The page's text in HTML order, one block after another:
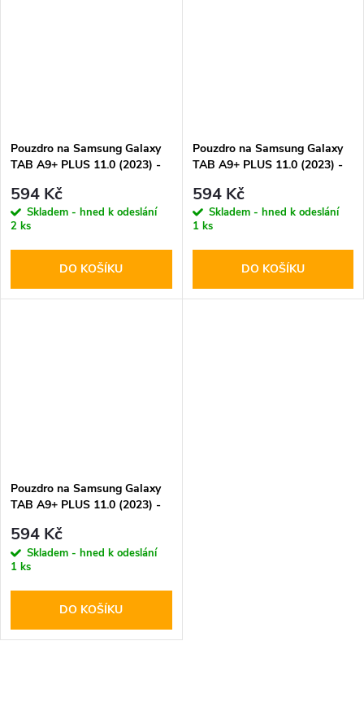
Pouzdro na Samsung Galaxy
TAB A9+ PLUS 11.0 (2023) -
Black
594 Kč
Skladem - hned k odeslání
2 ks
DO KOŠÍKU
Pouzdro na Samsung Galaxy
TAB A9+ PLUS 11.0 (2023) -
594 Kč
Skladem - hned k odeslání
1 ks
DO KOŠÍKU
Pouzdro na Samsung Galaxy
TAB A9+ PLUS 11.0 (2023) -
594 Kč
Skladem - hned k odeslání
1 ks
DO KOŠÍKU